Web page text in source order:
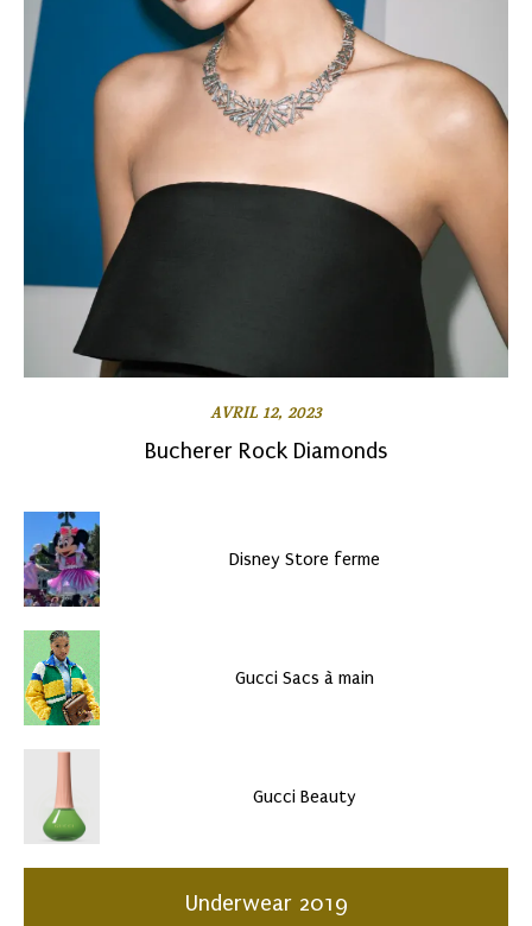
AVRIL 12, 2023
Bucherer Rock Diamonds
Disney Store ferme
Gucci Sacs à main
Gucci Beauty
Underwear 2019